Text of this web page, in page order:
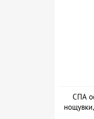
СПА